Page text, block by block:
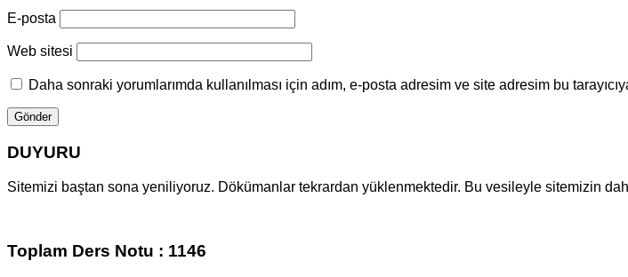
E-posta
Web sitesi
Daha sonraki yorumlarımda kullanılması için adım, e-posta adresim ve site adresim bu
DUYURU
Sitemizi baştan sona yeniliyoruz. Dökümanlar tekrardan yüklenmektedir. Bu vesileyle sitemizin
Toplam Ders Notu : 1146